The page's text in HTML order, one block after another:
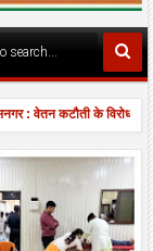
: वेतन कटौती के विरोध में